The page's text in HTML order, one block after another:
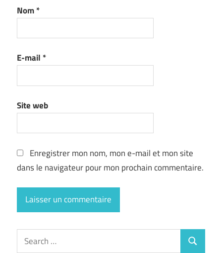
Nom*
E-mail *
Site web
Enregistrer mon nom, mon e-mail et mon site
dans le navigateur pour mon prochain commentaire.
Search
for:
Search